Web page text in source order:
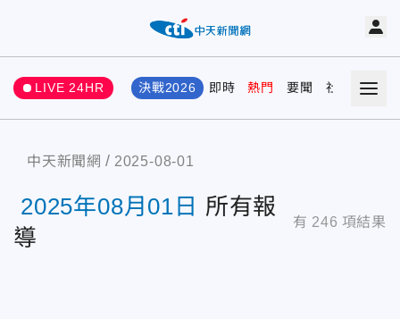
LIVE 24HR 決戰2026 即時 熱門 要聞 社會 娛樂
中天新聞網 2025-08-01
2025年08月01日 所有報
導
有 246 項結果